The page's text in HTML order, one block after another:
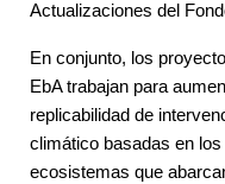
Actualizaciones del
En conjunto, los
EbA trabajan para
replicabilidad de
climático basadas en
ecosistemas que